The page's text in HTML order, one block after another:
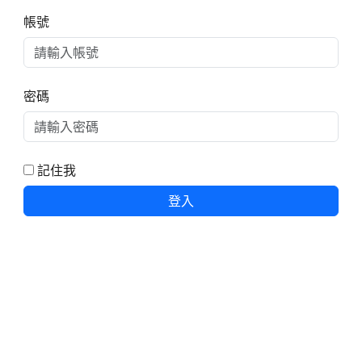
帳號
密碼
記住我
登入